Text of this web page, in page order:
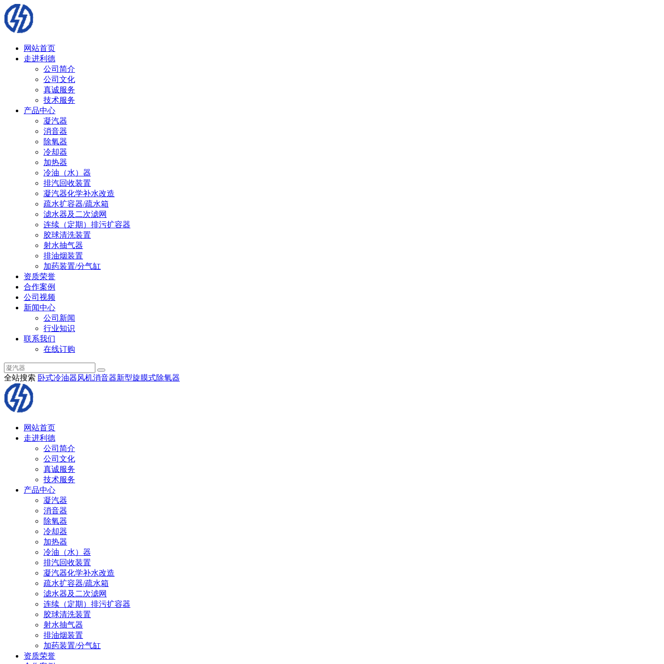
网站首页
走进利德
公司简介
公司文化
真诚服务
技术服务
产品中心
凝汽器
消音器
除氧器
冷却器
加热器
冷油（水）器
排汽回收装置
凝汽器化学补水改造
疏水扩容器/疏水箱
滤水器及二次滤网
连续（定期）排污扩容器
胶球清洗装置
射水抽气器
排油烟装置
加药装置/分气缸
资质荣誉
合作案例
公司视频
新闻中心
公司新闻
行业知识
联系我们
在线订购
全站搜索 卧式冷油器风机消音器新型旋膜式除氧器
网站首页
走进利德
公司简介
公司文化
真诚服务
技术服务
产品中心
凝汽器
消音器
除氧器
冷却器
加热器
冷油（水）器
排汽回收装置
凝汽器化学补水改造
疏水扩容器/疏水箱
滤水器及二次滤网
连续（定期）排污扩容器
胶球清洗装置
射水抽气器
排油烟装置
加药装置/分气缸
资质荣誉